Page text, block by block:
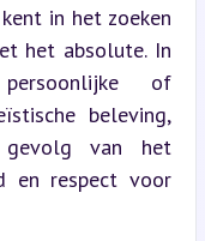
in het zoeken
het absolute. In
of
beleving,
gevolg van het
en respect voor